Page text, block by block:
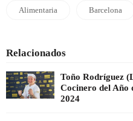
Alimentaria Barcelona
Relacionados
Toño Rodríguez
Cocinero del Año
2024